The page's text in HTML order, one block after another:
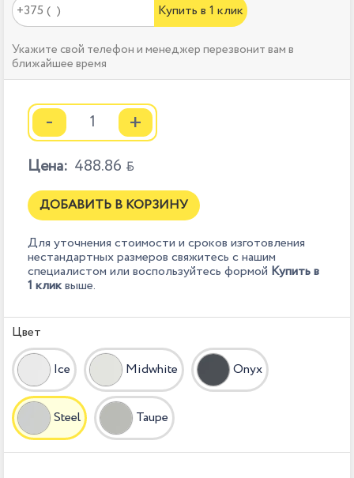
Купить в 1 клик
Укажите свой телефон и менеджер перезвонит вам в
ближайшее время
- +
Цена: 488.86 
ДОБАВИТЬ В КОРЗИНУ
Для уточнения стоимости и сроков изготовления
нестандартных размеров свяжитесь с нашим
специалистом или воспользуйтесь формой Купить в
1 кликвыше.
Цвет
Ice Midwhite Onyx
Steel Taupe